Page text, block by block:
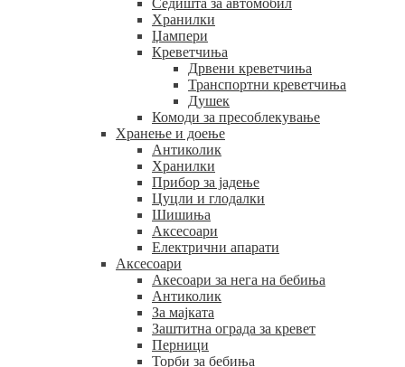
Седишта за автомобил
Хранилки
Џампери
Креветчиња
Дрвени креветчиња
Транспортни креветчиња
Душек
Комоди за пресоблекување
Хранење и доење
Антиколик
Хранилки
Прибор за јадење
Цуцли и глодалки
Шишиња
Аксесоари
Електрични апарати
Аксесоари
Акесоари за нега на бебиња
Антиколик
За мајката
Заштитна ограда за кревет
Перници
Торби за бебиња